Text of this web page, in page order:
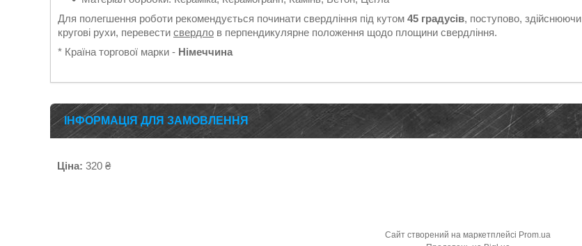
Для полегшення роботи рекомендується починати свердління під кутом 45 градусів, поступово, здійснюючи
кругові рухи, перевести свердло в перпендикулярне положення щодо площини свердління.
* Країна торгової марки - Німеччина
ІНФОРМАЦІЯ ДЛЯ ЗАМОВЛЕННЯ
Ціна: 320 ₴
Сайт створений на маркетплейсі Prom.ua